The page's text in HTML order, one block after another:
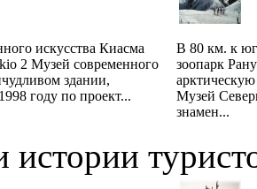
искусства Киасма
2 Музей современного
здании,
году по проект...
В 80 км. к
зоопарк
Музей
знамен...